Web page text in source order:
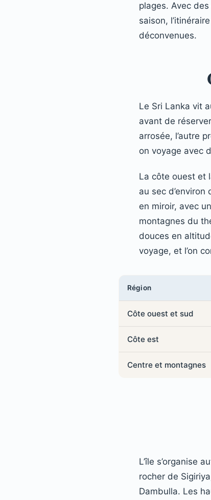
plages. Avec
saison,
déconvenues.
Le Sri Lanka vit
avant de
arrosée, l’autre
on voyage avec
La côte ouest et
au sec
en miroir, avec
montagnes du
douces en
voyage, et l’on
Région
Côte ouest et sud
Côte est
Centre et montagnes
L’île s’organise
rocher de
Dambulla. Les